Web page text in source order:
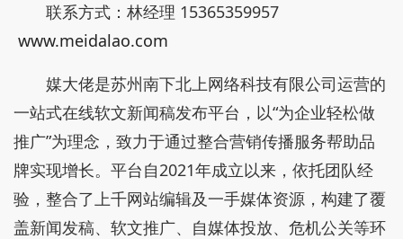
联系方式：林经理 15365359957
www.meidalao.com
媒大佬是苏州南下北上网络科技有限公司运营的
一站式在线软文新闻稿发布平台，以“为企业轻松做
推广”为理念，致力于通过整合营销传播服务帮助品
牌实现增长。平台自2021年成立以来，依托团队经
验，整合了上千网站编辑及一手媒体资源，构建了覆
盖新闻发稿、软文推广、自媒体投放、危机公关等环